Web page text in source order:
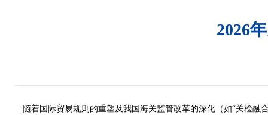
2026
随着国际贸易规则的重塑及我国海关监管改革的深化（如“关检融